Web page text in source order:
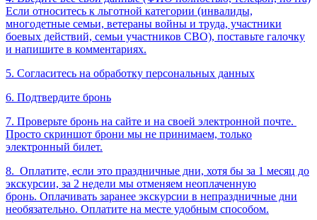
Если относитесь к льготной категории (инвалиды,
многодетные семьи, ветераны войны и труда, участники
боевых действий, семьи участников СВО), поставьте галочку
и напишите в комментариях.
5. Согласитесь на обработку персональных данных
6. Подтвердите бронь
7. Проверьте бронь на сайте и на своей электронной почте.
Просто скриншот брони мы не принимаем, только
электронный билет.
8. Оплатите, если это праздничные дни, хотя бы за 1 месяц до
экскурсии, за 2 недели мы отменяем неоплаченную
бронь. Оплачивать заранее экскурсии в непраздничные дни
необязательно. Оплатите на месте удобным способом.